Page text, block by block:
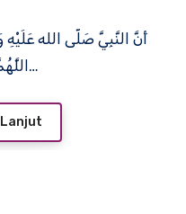
أَنَّ النَّبِيَّ صَلّى الله
اللَّهُمَّ إِنَّا نَجْعَلُكَ…
Lanjut